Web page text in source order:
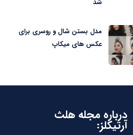
شد
مدل بستن شال و روسری برای
عکس های میکاپ
درباره مجله هلث
آرتیکلز: